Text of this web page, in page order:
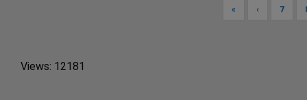
« ‹ 7
Views: 12181